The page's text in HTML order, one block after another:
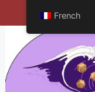
French